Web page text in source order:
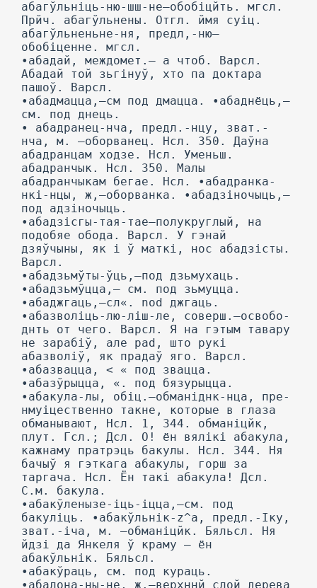
абагўльніць-ню-шш-не—обобіцйть. мгсл.
Прйч. абагўльнены. Отгл. ймя суіц.
абагўльненьне-ня, предл,-ню—
обобіценне. мгсл.
•абадай, междомет.— а чтоб. Варсл.
Абадай той зьгінуў, хто па доктара
пашоў. Варсл.
•абадмацца,—см под дмацца. •абаднёць,—
см. под днець.
• абадранец-нча, предл.-нцу, зват.-
нча, м. —оборванец. Нсл. 350. Даўна
абадранцам ходзе. Нсл. Уменьш.
абадранчык. Нсл. 350. Малы
абадранчыкам бегае. Нсл. •абадранка-
нкі-нцы, ж,—оборванка. •абадзіночыць,—
под адзіночыць.
•абадзісгы-тая-тае—полукруглый, на
подобяе обода. Варсл. У гэнай
дзяўчыны, як і ў маткі, нос абадзісты.
Варсл.
•абадзьмўты-ўць,—под дзьмухаць.
•абадзьмўцца,— см. под зьмуцца.
•абаджгаць,—сл«. nod джгаць.
•абазволіць-лю-ліш-ле, соверш.—освобо-
днть от чего. Варсл. Я на гэтым тавару
не зарабіў, але pad, што рукі
абазволіў, як прадаў яго. Варсл.
•абазвацца, < « под звацца.
•абазўрыцца, «. под бязурыцца.
•абакула-лы, обіц.—обманіднк-нца, пре-
нмуіцественно такне, которые в глаза
обманывают, Нсл. 1, 344. обманіцйк,
плут. Гсл.; Дсл. О! ён вялікі абакула,
кажнаму пратрэць бакулы. Нсл. 344. Ня
бачыў я гэткага абакулы, горш за
таргача. Нсл. Ён такі абакула! Дсл.
С.м. бакула.
•абакўленызе-іць-іцца,—см. под
бакуліць. •абакўльнік-z^a, предл.-Іку,
зват.-іча, м. —обманіцйк. Бяльсл. Ня
йдзі да Янкеля ў краму — ён
абакўльнік. Бяльсл.
•абакўраць, см. под кураць.
•абалона-ны-не, ж.—верхннй слой дерева